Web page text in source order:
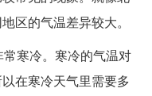
区的气温差异较大。
寒冷。寒冷的气温对
在寒冷天气里需要多